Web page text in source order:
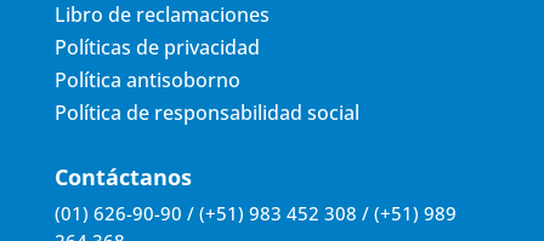
Libro de reclamaciones
Políticas de privacidad
Política antisoborno
Política de responsabilidad social
Contáctanos
(01) 626-90-90 / (+51) 983 452 308 / (+51) 989